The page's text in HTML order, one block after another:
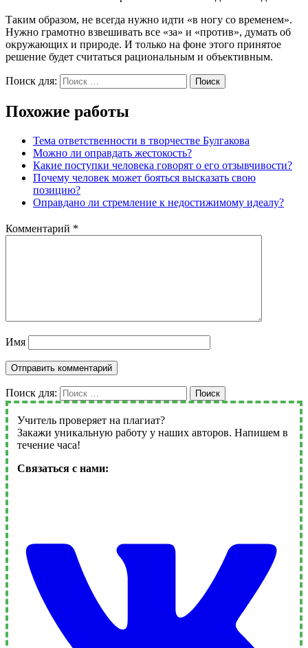
Таким образом, не всегда нужно идти «в ногу со временем».
Нужно грамотно взвешивать все «за» и «против», думать об
окружающих и природе. И только на фоне этого принятое
решение будет считаться рациональным и объективным.
Поиск для: Поиск
Похожие работы
Тема ответственности в творчестве Булгакова
Можно ли оправдать жестокость?
Какие поступки человека говорят о его отзывчивости?
Почему человек может бояться высказать свою
позицию?
Оправдано ли стремление к недостижимому идеалу?
Комментарий *
Имя
Поиск для: Поиск
Учитель проверяет на плагиат?
Закажи уникальную работу у наших авторов. Напишем в
течение часа!
Связаться с нами: